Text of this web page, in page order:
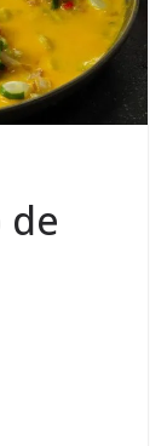
de